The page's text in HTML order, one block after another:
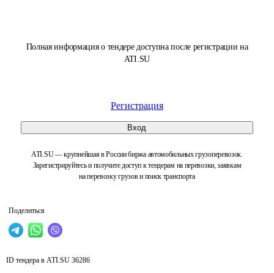
Полная информация о тендере доступна после регистрации на
ATI.SU
Регистрация
Вход
ATI.SU — крупнейшая в России биржа автомобильных грузоперевозок.
Зарегистрируйтесь и получите доступ к тендерам на перевозки, заявкам
на перевозку грузов и поиск транспорта
Поделиться
ID тендера в ATI.SU 36286